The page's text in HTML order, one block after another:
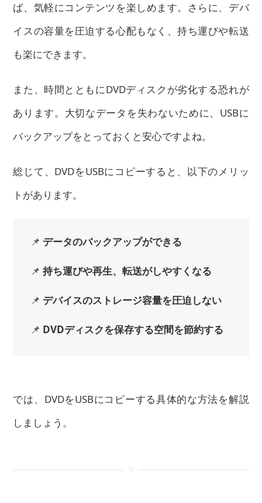
ば、気軽にコンテンツを楽しめます。さらに、デバ
イスの容量を圧迫する心配もなく、持ち運びや転送
も楽にできます。
また、時間とともにDVDディスクが劣化する恐れが
あります。大切なデータを失わないために、USBに
バックアップをとっておくと安心ですよね。
総じて、DVDをUSBにコピーすると、以下のメリッ
トがあります。
📌 データのバックアップができる
📌持ち運びや再生、転送がしやすくなる
📌 デバイスのストレージ容量を圧迫しない
📌 DVDディスクを保存する空間を節約する
では、DVDをUSBにコピーする具体的な方法を解説
しましょう。